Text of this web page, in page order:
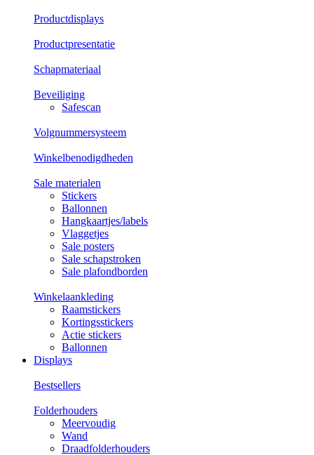
Productdisplays
Productpresentatie
Schapmateriaal
Beveiliging
Safescan
Volgnummersysteem
Winkelbenodigdheden
Sale materialen
Stickers
Ballonnen
Hangkaartjes/labels
Vlaggetjes
Sale posters
Sale schapstroken
Sale plafondborden
Winkelaankleding
Raamstickers
Kortingsstickers
Actie stickers
Ballonnen
Displays
Bestsellers
Folderhouders
Meervoudig
Wand
Draadfolderhouders